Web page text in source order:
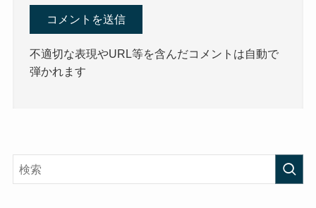
不適切な表現やURL等を含んだコメントは自動で
弾かれます